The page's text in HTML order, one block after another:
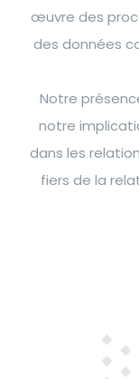
œuvre des
des données
Notre
notre
dans les
fiers de la